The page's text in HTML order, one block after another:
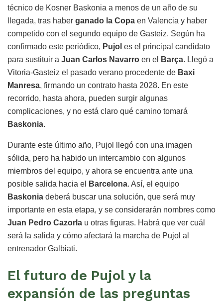
técnico de Kosner Baskonia a menos de un año de su
llegada, tras haber ganado la Copa en Valencia y haber
competido con el segundo equipo de Gasteiz. Según ha
confirmado este periódico, Pujol es el principal candidato
para sustituir a Juan Carlos Navarro en el Barça. Llegó a
Vitoria-Gasteiz el pasado verano procedente de Baxi
Manresa, firmando un contrato hasta 2028. En este
recorrido, hasta ahora, pueden surgir algunas
complicaciones, y no está claro qué camino tomará
Baskonia.
Durante este último año, Pujol llegó con una imagen
sólida, pero ha habido un intercambio con algunos
miembros del equipo, y ahora se encuentra ante una
posible salida hacia el
Barcelona. Así, el equipo
Baskonia deberá buscar una solución, que será muy
importante en esta etapa, y se considerarán nombres como
Juan Pedro Cazorla u otras figuras. Habrá que ver cuál
será la salida y cómo afectará la marcha de Pujol al
entrenador Galbiati.
El futuro de Pujol y la
expansión de las preguntas